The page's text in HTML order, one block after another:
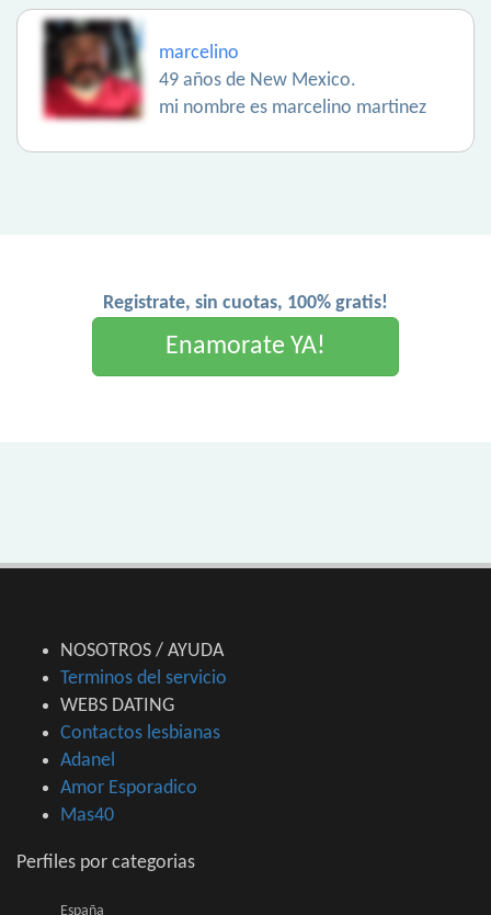
marcelino
49 años de New Mexico.
mi nombre es marcelino martinez
Registrate, sin cuotas, 100% gratis!
Enamorate YA!
NOSOTROS / AYUDA
Terminos del servicio
WEBS DATING
Contactos lesbianas
Adanel
Amor Esporadico
Mas40
Perfiles por categorias
España